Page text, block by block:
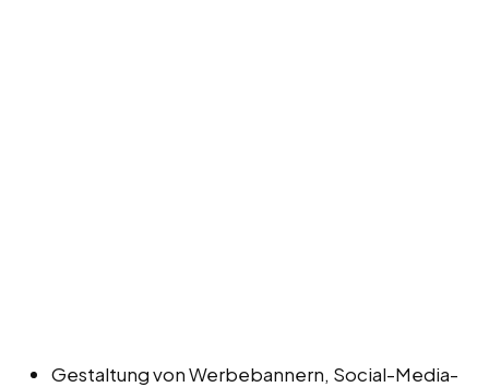
Gestaltung von Werbebannern, Social-Media-